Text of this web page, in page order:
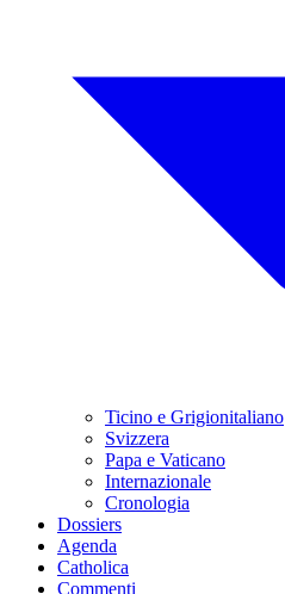
Ticino e Grigionitaliano
Svizzera
Papa e Vaticano
Internazionale
Cronologia
Dossiers
Agenda
Catholica
Commenti